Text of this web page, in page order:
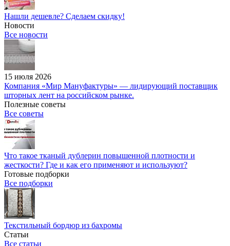
Нашли дешевле? Сделаем скидку!
Новости
Все новости
15 июля 2026
Компания «Мир Мануфактуры» — лидирующий поставщик
шторных лент на российском рынке.
Полезные советы
Все советы
Что такое тканый дублерин повышенной плотности и
жесткости? Где и как его применяют и используют?
Готовые подборки
Все подборки
Текстильный бордюр из бахромы
Статьи
Все статьи